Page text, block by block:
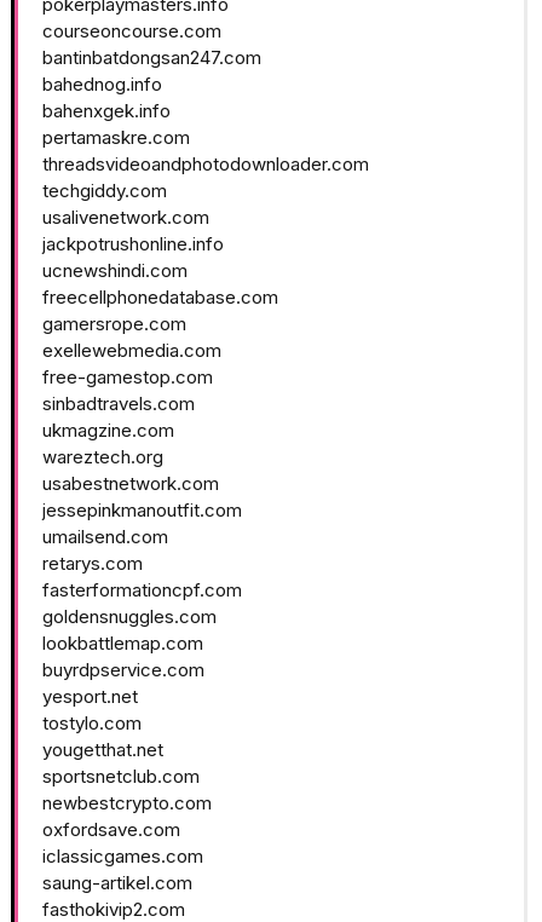
courseoncourse.com
bantinbatdongsan247.com
bahednog.info
bahenxgek.info
pertamaskre.com
threadsvideoandphotodownloader.com
techgiddy.com
usalivenetwork.com
jackpotrushonline.info
ucnewshindi.com
freecellphonedatabase.com
gamersrope.com
exellewebmedia.com
free-gamestop.com
sinbadtravels.com
ukmagzine.com
wareztech.org
usabestnetwork.com
jessepinkmanoutfit.com
umailsend.com
retarys.com
fasterformationcpf.com
goldensnuggles.com
lookbattlemap.com
buyrdpservice.com
yesport.net
tostylo.com
yougetthat.net
sportsnetclub.com
newbestcrypto.com
oxfordsave.com
iclassicgames.com
saung-artikel.com
fasthokivip2.com